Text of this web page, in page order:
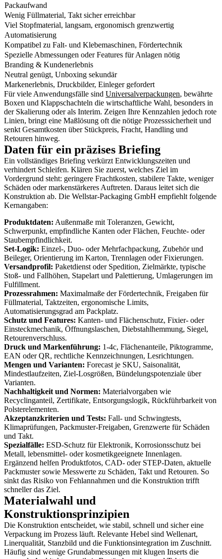
Packaufwand
Wenig Füllmaterial, Takt sicher erreichbar
Viel Stopfmaterial, langsam, ergonomisch grenzwertig
Automatisierung
Kompatibel zu Falt- und Klebemaschinen, Fördertechnik
Spezielle Abmessungen oder Features für Anlagen nötig
Branding & Kundenerlebnis
Neutral genügt, Unboxing sekundär
Markenerlebnis, Druckbilder, Einleger gefordert
Für viele Anwendungsfälle sind Universalverpackungen, bewährte
Boxen und Klappschachteln die wirtschaftliche Wahl, besonders in
der Skalierung oder als Interim. Zeigen Ihre Kennzahlen jedoch rote
Linien, bringt eine Maßlösung oft die nötige Prozesssicherheit und
senkt Gesamtkosten über Stückpreis, Fracht, Handling und
Retouren hinweg.
Daten für ein präzises Briefing
Ein vollständiges Briefing verkürzt Entwicklungszeiten und
verhindert Schleifen. Klären Sie zuerst, welches Ziel im
Vordergrund steht: geringere Frachtkosten, stabilere Takte, weniger
Schäden oder markenstärkeres Auftreten. Daraus leitet sich die
Konstruktion ab. Die Wellstar-Packaging GmbH empfiehlt folgende
Kernangaben:
Produktdaten: Außenmaße mit Toleranzen, Gewicht,
Schwerpunkt, empfindliche Kanten oder Flächen, Feuchte- oder
Staubempfindlichkeit.
Set-Logik: Einzel-, Duo- oder Mehrfachpackung, Zubehör und
Beileger, Orientierung im Karton, Trennlagen oder Fixierungen.
Versandprofil: Paketdienst oder Spedition, Zielmärkte, typische
Stoß- und Fallhöhen, Stapelart und Palettierung, Umlagerungen im
Fulfillment.
Prozessrahmen: Maximalmaße der Fördertechnik, Freigaben für
Füllmaterial, Taktzeiten, ergonomische Limits,
Automatisierungsgrad am Packplatz.
Schutz und Features: Kanten- und Flächenschutz, Fixier- oder
Einsteckmechanik, Öffnungslaschen, Diebstahlhemmung, Siegel,
Retourenverschluss.
Druck und Markenführung: 1-4c, Flächenanteile, Piktogramme,
EAN oder QR, rechtliche Kennzeichnungen, Lesrichtungen.
Mengen und Varianten: Forecast je SKU, Saisonalität,
Mindestlaufzeiten, Ziel-Losgrößen, Bündelungspotenziale über
Varianten.
Nachhaltigkeit und Normen: Materialvorgaben wie
Recyclinganteil, Zertifikate, Entsorgungslogik, Rückführbarkeit von
Polsterelementen.
Akzeptanzkriterien und Tests: Fall- und Schwingtests,
Klimaprüfungen, Packmuster-Freigaben, Grenzwerte für Schäden
und Takt.
Spezialfälle: ESD-Schutz für Elektronik, Korrosionsschutz bei
Metall, lebensmittel- oder kosmetikgeeignete Innenlagen.
Ergänzend helfen Produktfotos, CAD- oder STEP-Daten, aktuelle
Packmuster sowie Messwerte zu Schäden, Takt und Retouren. So
sinkt das Risiko von Fehlannahmen und die Konstruktion trifft
schneller das Ziel.
Materialwahl und
Konstruktionsprinzipien
Die Konstruktion entscheidet, wie stabil, schnell und sicher eine
Verpackung im Prozess läuft. Relevante Hebel sind Wellenart,
Linerqualität, Stanzbild und die Funktionsintegration im Zuschnitt.
Häufig sind wenige Grundabmessungen mit klugen Inserts die